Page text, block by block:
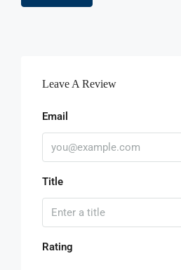
Leave A Review
Email
Title
Rating